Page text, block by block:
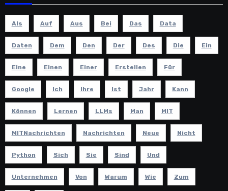
Als Auf Aus Bei Das Data
Daten Dem Den Der Des Die Ein
Eine Einen Einer Erstellen Für
Google Ich Ihre Ist Jahr Kann
Können Lernen LLMs Man MIT
MITNachrichten Nachrichten Neue Nicht
Python Sich Sie Sind Und
Unternehmen Von Warum Wie Zum